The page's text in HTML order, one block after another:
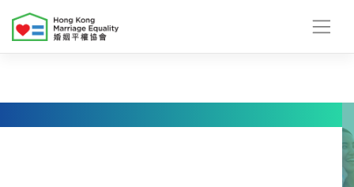
content